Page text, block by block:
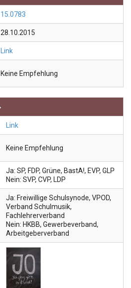
15.0783
28.10.2015
Link
Keine Empfehlung
Link
Keine Empfehlung
Ja: SP, FDP, Grüne, BastA!, EVP, GLP
Nein: SVP, CVP, LDP
Ja: Freiwillige Schulsynode, VPOD,
Verband Schulmusik,
Fachlehrerverband
Nein: HKBB, Gewerbeverband,
Arbeitgeberverband